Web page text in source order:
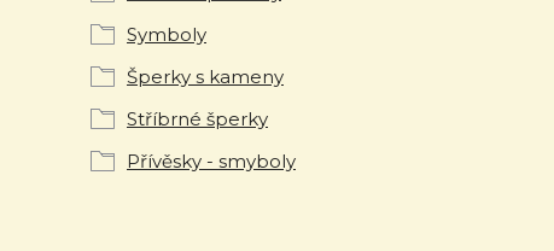
Symboly
Šperky s kameny
Stříbrné šperky
Přívěsky - smyboly